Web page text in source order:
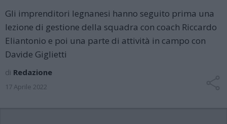
Gli imprenditori legnanesi hanno seguito prima una
lezione di gestione della squadra con coach Riccardo
Eliantonio e poi una parte di attività in campo con
Davide Giglietti
di Redazione
17 Aprile 2022